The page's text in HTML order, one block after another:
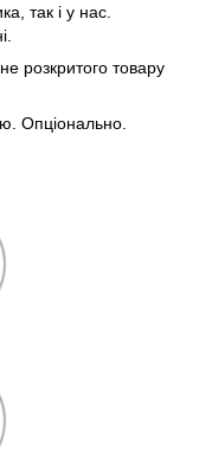
так і у нас.
розкритого товару
Опціонально.